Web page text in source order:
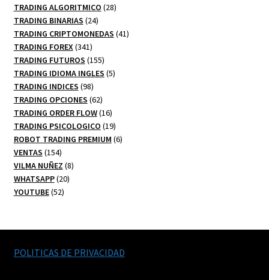
productos
TRADING ALGORITMICO 2828
TRADING BINARIAS 2424
productos
TRADING CRIPTOMONEDAS 4141
TRADING FOREX 341341
productos
TRADING FUTUROS 155155
productos
TRADING IDIOMA INGLES 55
TRADING INDICES 9898
productos
TRADING OPCIONES 6262
productos
TRADING ORDER FLOW 1616
productos
TRADING PSICOLOGICO 1919
productos
ROBOT TRADING PREMIUM 66
VENTAS 154154
productos
VILMA NUÑEZ 88
WHATSAPP 2020
YOUTUBE 5252
POLITICAS DE PRIVACIDAD